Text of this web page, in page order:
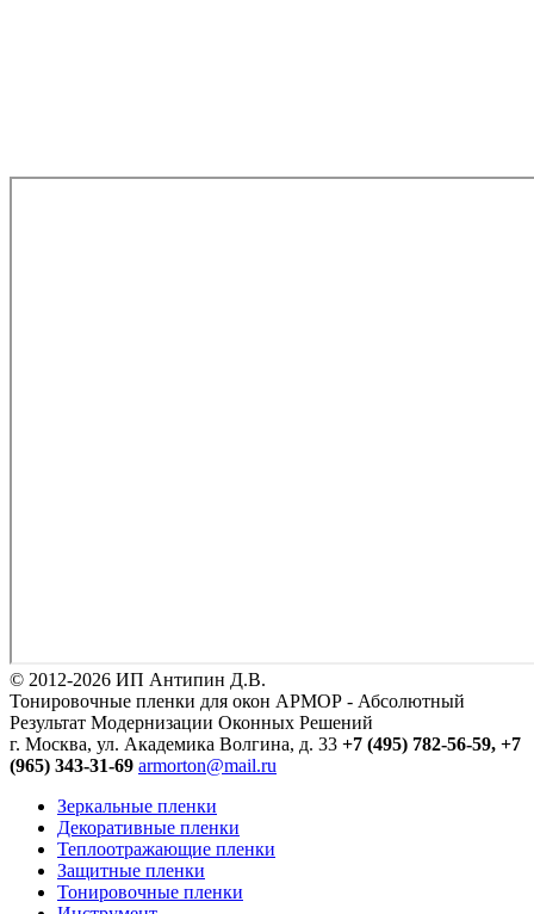
© 2012-2026 ИП Антипин Д.В.
Тонировочные пленки для окон АРМОР - Абсолютный
Результат Модернизации Оконных Решений
г. Москва, ул. Академика Волгина, д. 33 +7 (495) 782-56-59, +7
(965) 343-31-69 armorton@mail.ru
Зеркальные пленки
Декоративные пленки
Теплоотражающие пленки
Защитные пленки
Тонировочные пленки